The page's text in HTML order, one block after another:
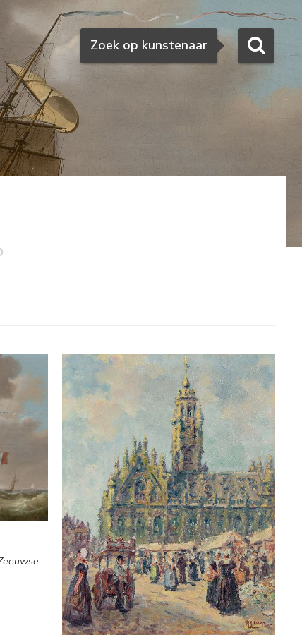
Zoeken
Zoek op kunstenaar